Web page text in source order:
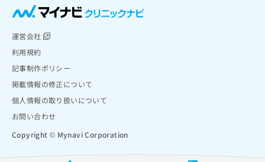
運営会社
利用規約
記事制作ポリシー
掲載情報の修正について
個人情報の取り扱いについて
お問い合わせ
Copyright © Mynavi Corporation